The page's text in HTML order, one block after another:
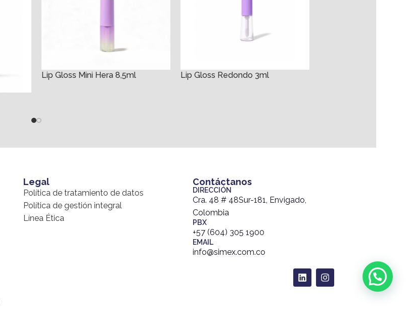
Lip Gloss Mini Hera 8,5ml Lip Gloss Redondo 3ml
Legal
Política de tratamiento de datos
Política de gestión integral
Línea Ética
Contáctanos
DIRECCIÓN
Cra. 48 # 48Sur-181, Envigado,
Colombia
PBX
+57 (604) 305 1900
EMAIL
info@simex.com.co